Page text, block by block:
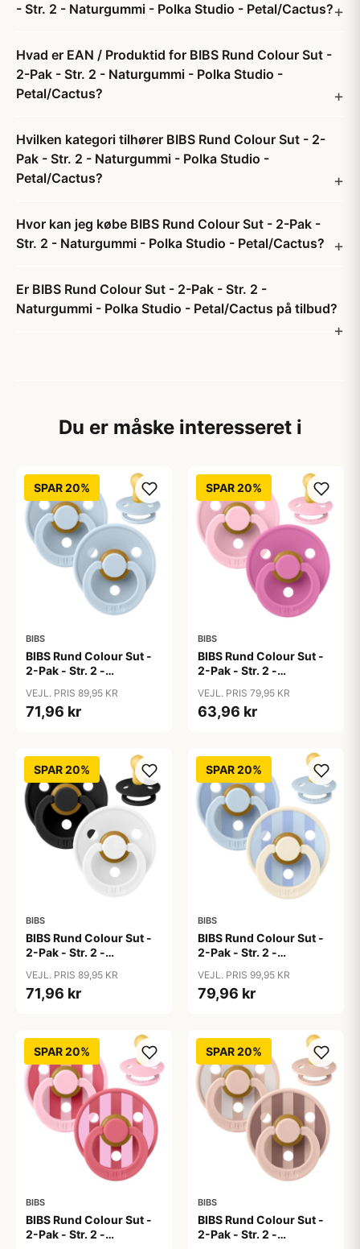
- Str. 2 - Naturgummi - Polka Studio - Petal/Cactus?
Hvad er EAN / Produktid for BIBS Rund Colour Sut -
2-Pak - Str. 2 - Naturgummi - Polka Studio -
Petal/Cactus?
Hvilken kategori tilhører BIBS Rund Colour Sut - 2-
Pak - Str. 2 - Naturgummi - Polka Studio -
Petal/Cactus?
Hvor kan jeg købe BIBS Rund Colour Sut - 2-Pak -
Str. 2 - Naturgummi - Polka Studio - Petal/Cactus?
Er BIBS Rund Colour Sut - 2-Pak - Str. 2 -
Naturgummi - Polka Studio - Petal/Cactus på tilbud?
Du er måske interesseret i
SPAR 20%
BIBS
BIBS Rund Colour Sut -
2-Pak - Str. 2 -
Blue/Baby Blue
VEJL. PRIS 89,95 KR
71,96 kr
SPAR 20%
BIBS
BIBS Rund Colour Sut -
2-Pak - Str. 2 -
Pink/Bubblegum
VEJL. PRIS 79,95 KR
63,96 kr
SPAR 20%
BIBS
BIBS Rund Colour Sut -
2-Pak - Str. 2 -
Black/White
VEJL. PRIS 89,95 KR
71,96 kr
SPAR 20%
BIBS
BIBS Rund Colour Sut -
2-Pak - Str. 2 -
Studio - Baby Blue/Dusty
Blue Mix
VEJL. PRIS 99,95 KR
79,96 kr
SPAR 20%
BIBS
BIBS Rund Colour Sut -
2-Pak - Str. 2 -
SPAR 20%
BIBS
BIBS Rund Colour Sut -
2-Pak - Str. 2 -